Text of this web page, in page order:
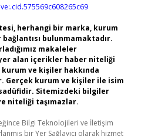
herhangi bir marka, kurum
bulunmamaktadır.
makaleler
alan içerikler haber niteliği
ve kişiler hakkında
Gerçek kurum ve kişiler ile isim
Sitemizdeki bilgiler
niteliği taşımazlar.
Bilgi Teknolojileri ve İletişim
bir Yer Sağlayıcı olarak hizmet